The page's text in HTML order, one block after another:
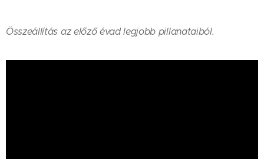
Összeállítás az előző évad legjobb pillanataiból.